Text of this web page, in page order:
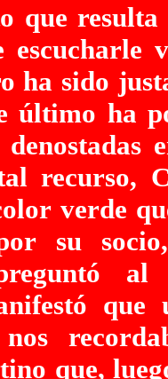
que
escucharle
ha sido
último ha
recurso,
verde
su
que,